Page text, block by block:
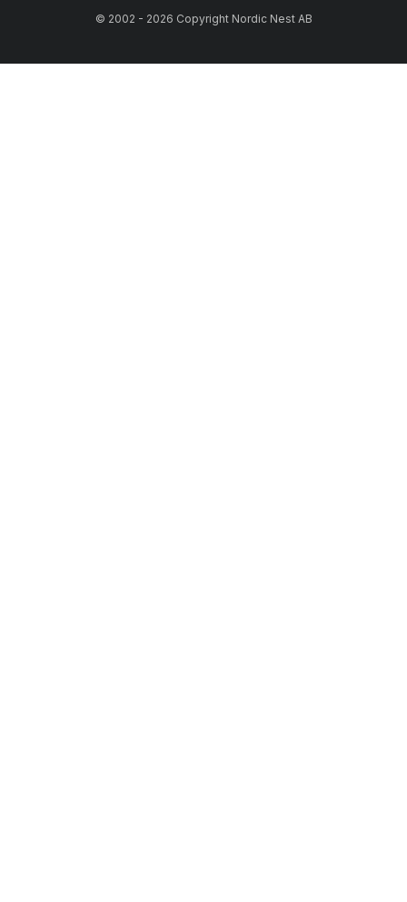
© 2002 - 2026 Copyright Nordic Nest AB